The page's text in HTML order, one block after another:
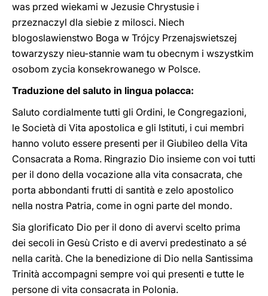
was przed wiekami w Jezusie Chrystusie i
przeznaczyl dla siebie z milosci. Niech
blogoslawienstwo Boga w Trójcy Przenajswietszej
towarzyszy nieu-stannie wam tu obecnym i wszystkim
osobom zycia konsekrowanego w Polsce.
Traduzione del saluto in lingua polacca:
Saluto cordialmente tutti gli Ordini, le Congregazioni,
le Società di Vita apostolica e gli Istituti, i cui membri
hanno voluto essere presenti per il Giubileo della Vita
Consacrata a Roma. Ringrazio Dio insieme con voi tutti
per il dono della vocazione alla vita consacrata, che
porta abbondanti frutti di santità e zelo apostolico
nella nostra Patria, come in ogni parte del mondo.
Sia glorificato Dio per il dono di avervi scelto prima
dei secoli in Gesù Cristo e di avervi predestinato a sé
nella carità. Che la benedizione di Dio nella Santissima
Trinità accompagni sempre voi qui presenti e tutte le
persone di vita consacrata in Polonia.